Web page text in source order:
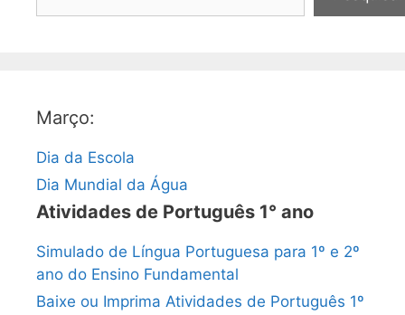
Março:
Dia da Escola
Dia Mundial da Água
Atividades de Português 1° ano
Simulado de Língua Portuguesa para 1º e 2º
ano do Ensino Fundamental
Baixe ou Imprima Atividades de Português 1º